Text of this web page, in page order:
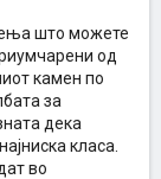
што можете
од
камен по
за
дека
класа.
во